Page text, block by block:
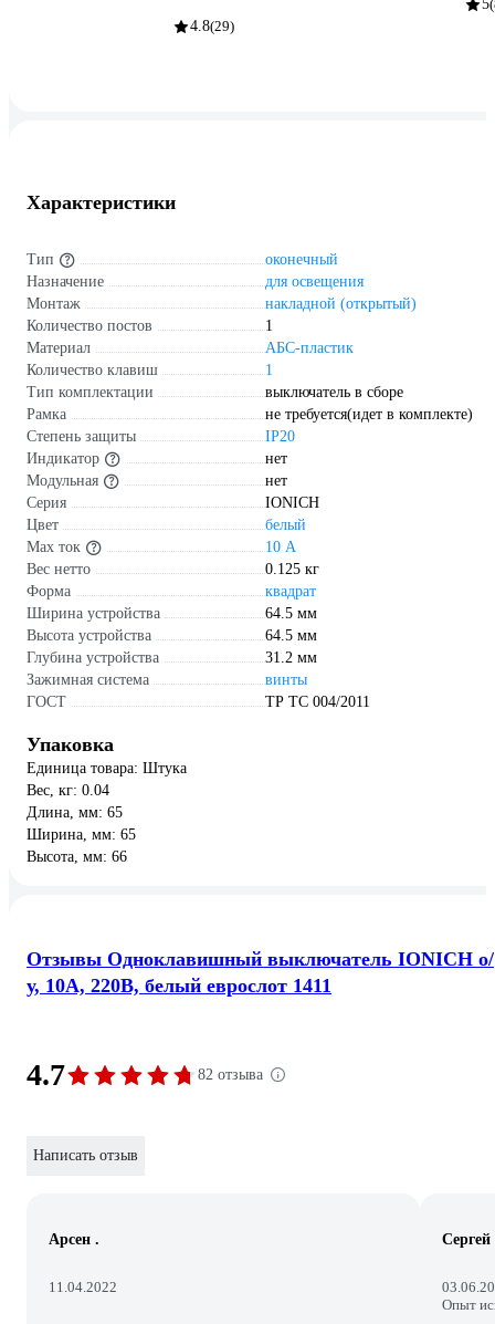
4.8(29)
5
Характеристики
Тип
оконечный
Назначение
для освещения
Монтаж
накладной (открытый)
Количество постов
1
Материал
АБС-пластик
Количество клавиш
1
Тип комплектации
выключатель в сборе
Рамка
не требуется(идет в комплекте)
Степень защиты
IP20
Индикатор
нет
Модульная
нет
Серия
IONICH
Цвет
белый
Max ток
10 А
Вес нетто
0.125 кг
Форма
квадрат
Ширина устройства
64.5 мм
Высота устройства
64.5 мм
Глубина устройства
31.2 мм
Зажимная система
винты
ГОСТ
ТР ТС 004/2011
Упаковка
Единица товара: Штука
Вес, кг: 0.04
Длина, мм: 65
Ширина, мм: 65
Высота, мм: 66
Отзывы Одноклавишный выключатель IONICH о/
у, 10А, 220В, белый еврослот 1411
4.7 82 отзыва
Написать отзыв
Арсен .
11.04.2022
Сергей
Опыт